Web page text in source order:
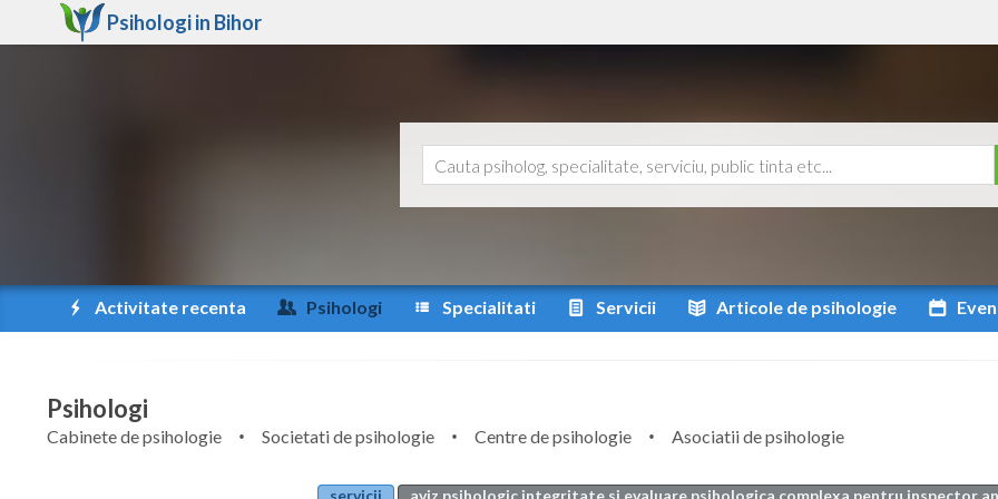
Psihologi in Bihor
Activitate recenta Psihologi Specialitati Servicii Articole de psihologie
Psihologi
Cabinete de psihologie Societati de psihologie Centre de psihologie
Asociatii de psihologie
servicii
aviz psihologic integritate si evaluare psihologica complexa pentru inspector